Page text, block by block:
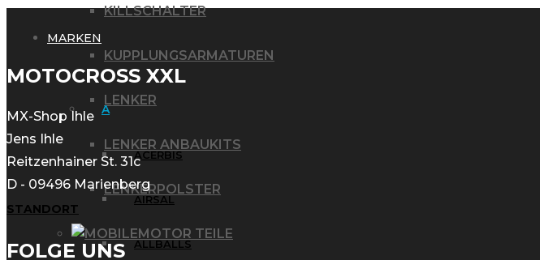
KILLSCHALTER
KUPPLUNGSARMATUREN
LENKER
LENKER ANBAUKITS
LENKERPOLSTER
MOTOR TEILE
MARKEN
A
ACERBIS
AIRSAL
ALLBALLS
MOTOCROSS XXL
MX-Shop Ihle
Jens Ihle
Reitzenhainer St. 31c
D - 09496 Marienberg
STANDORT
FOLGE UNS